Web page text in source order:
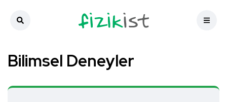
Bilimsel Deneyler